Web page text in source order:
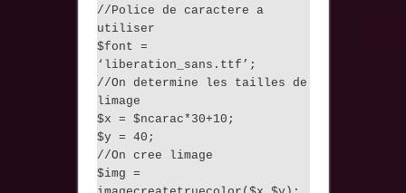
//Police de caractere a
utiliser
$font =
‘liberation_sans.ttf’;
//On determine les tailles de
limage
$x = $ncarac*30+10;
$y = 40;
//On cree limage
$img =